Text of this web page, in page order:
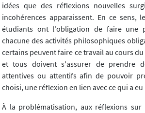
idées que des réflexions nouvelles
incohérences apparaissent. En ce sens,
étudiants ont l'obligation de faire une
chacune des activités philosophiques
certains peuvent faire ce travail au cours
et tous doivent s'assurer de prendre
attentives ou attentifs afin de pouvoir
choisi, une réflexion en lien avec ce qui a eu
À la problématisation, aux réflexions